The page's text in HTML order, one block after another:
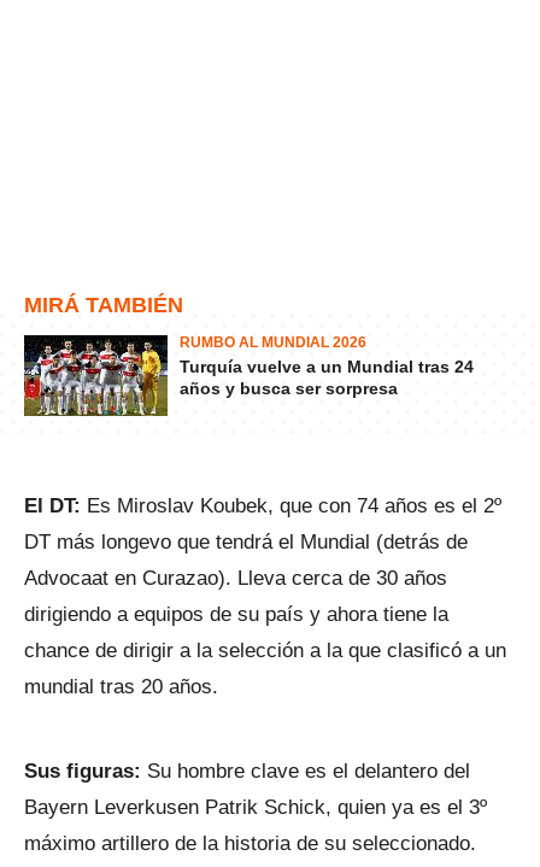
MIRÁ TAMBIÉN
RUMBO AL MUNDIAL 2026
Turquía vuelve a un Mundial tras 24
años y busca ser sorpresa
El DT: Es Miroslav Koubek, que con 74 años es el 2º
DT más longevo que tendrá el Mundial (detrás de
Advocaat en Curazao). Lleva cerca de 30 años
dirigiendo a equipos de su país y ahora tiene la
chance de dirigir a la selección a la que clasificó a un
mundial tras 20 años.
Sus figuras: Su hombre clave es el delantero del
Bayern Leverkusen Patrik Schick, quien ya es el 3º
máximo artillero de la historia de su seleccionado.